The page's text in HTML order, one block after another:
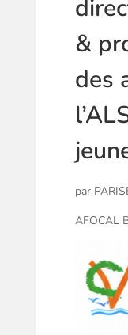
&
des
par
AFOCAL